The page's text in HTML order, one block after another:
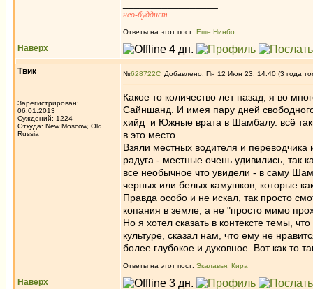
нео-буддист
Ответы на этот пост: Еше Нинбо
Наверх
Твик
Зарегистрирован:
06.01.2013
Суждений: 1224
Откуда: New Moscow, Old
Russia
№628722 Добавлено: Пн 12 Июн 23, 14:40 (3 года
Какое то количество лет назад, я во
Сайншанд. И имея пару дней
хийд и Южные врата в Шамбалу. всё
в это место.
Взяли местных водителя и
радуга - местные очень удивились, так
все необычное что увидели - в саму
черных или белых камушков, которые
Правда особо и не искал, так просто
копания в земле, а не "просто мимо
Но я хотел сказать в контексте темы,
культуре, сказал нам, что ему не
более глубокое и духовное. Вот как то
Ответы на этот пост: Экалавья Кира
Наверх